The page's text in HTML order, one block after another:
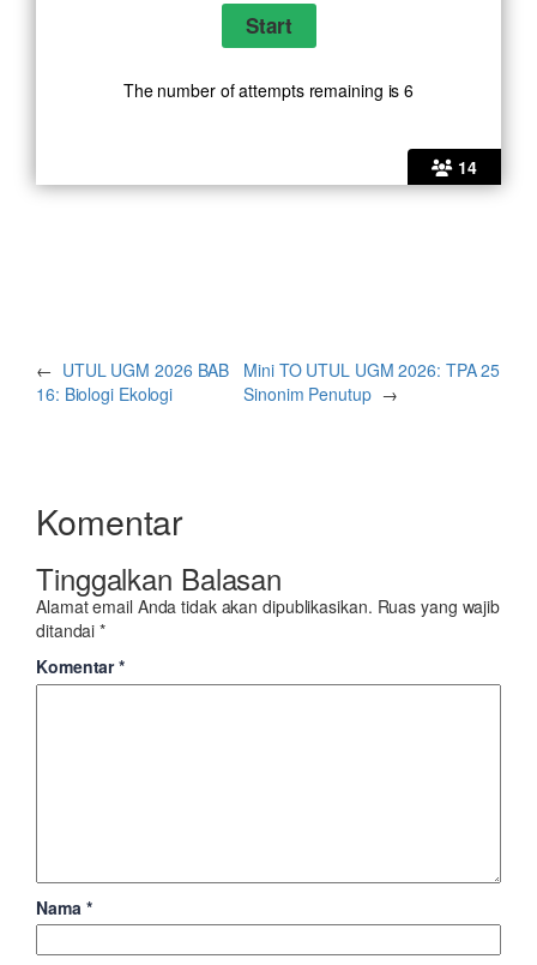
14
The number of attempts remaining is 6
← UTUL UGM 2026 BAB
16: Biologi Ekologi
Mini TO UTUL UGM 2026: TPA 25
Sinonim Penutup →
Komentar
Tinggalkan Balasan
Alamat email Anda tidak akan dipublikasikan. Ruas yang wajib
ditandai*
Komentar*
Nama *